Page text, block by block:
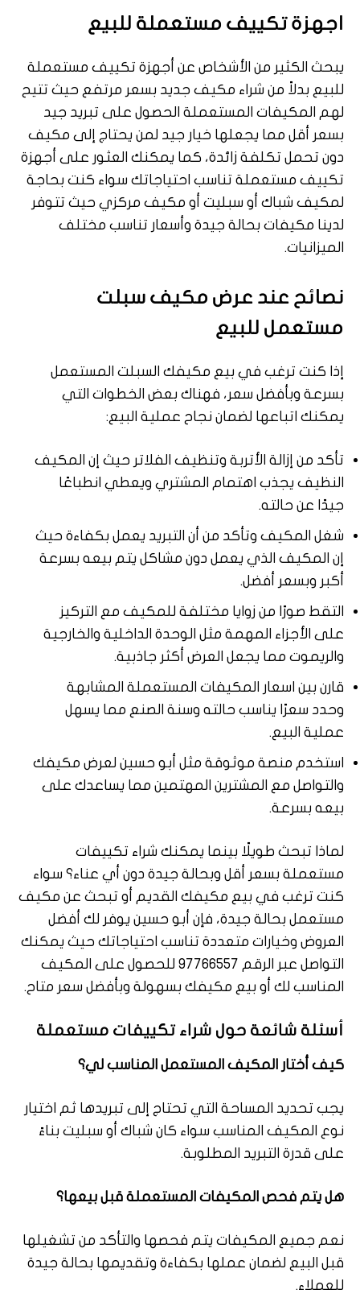
اجهزة تكييف مستعملة للبيع
يبحث الكثير من الأشخاص عن أجهزة تكييف مستعملة
للبيع بدلاً من شراء مكيف جديد بسعر مرتفع حيث تتيح
لهم المكيفات المستعملة الحصول على تبريد جيد
بسعر أقل مما يجعلها خيار جيد لمن يحتاج إلى مكيف
دون تحمل تكلفة زائدة، كما يمكنك العثور على أجهزة
تكييف مستعملة تناسب احتياجاتك سواء كنت بحاجة
لمكيف شباك أو سبليت أو مكيف مركزي حيث تتوفر
لدينا مكيفات بحالة جيدة وأسعار تناسب مختلف
الميزانيات.
نصائح عند عرض مكيف سبلت
مستعمل للبيع
إذا كنت ترغب في بيع مكيفك السبلت المستعمل
بسرعة وبأفضل سعر، فهناك بعض الخطوات التي
يمكنك اتباعها لضمان نجاح عملية البيع:
تأكد من إزالة الأتربة وتنظيف الفلاتر حيث إن المكيف
النظيف يجذب اهتمام المشتري ويعطي انطباعًا
جيدًا عن حالته.
شغل المكيف وتأكد من أن التبريد يعمل بكفاءة حيث
إن المكيف الذي يعمل دون مشاكل يتم بيعه بسرعة
أكبر وبسعر أفضل.
التقط صورًا من زوايا مختلفة للمكيف مع التركيز
على الأجزاء المهمة مثل الوحدة الداخلية والخارجية
والريموت مما يجعل العرض أكثر جاذبية.
قارن بين اسعار المكيفات المستعملة المشابهة
وحدد سعرًا يناسب حالته وسنة الصنع مما يسهل
عملية البيع.
استخدم منصة موثوقة مثل أبو حسين لعرض مكيفك
والتواصل مع المشترين المهتمين مما يساعدك على
بيعه بسرعة.
لماذا تبحث طويلًا بينما يمكنك شراء تكييفات
مستعملة بسعر أقل وبحالة جيدة دون أي عناء؟ سواء
كنت ترغب في بيع مكيفك القديم أو تبحث عن مكيف
مستعمل بحالة جيدة، فإن أبو حسين يوفر لك أفضل
العروض وخيارات متعددة تناسب احتياجاتك حيث يمكنك
التواصل عبر الرقم 97766557 للحصول على المكيف
المناسب لك أو بيع مكيفك بسهولة وبأفضل سعر متاح.
أسئلة شائعة حول شراء تكييفات مستعملة
كيف أختار المكيف المستعمل المناسب لي؟
يجب تحديد المساحة التي تحتاج إلى تبريدها ثم اختيار
نوع المكيف المناسب سواء كان شباك أو سبليت بناءً
على قدرة التبريد المطلوبة.
هل يتم فحص المكيفات المستعملة قبل بيعها؟
نعم جميع المكيفات يتم فحصها والتأكد من تشغيلها
قبل البيع لضمان عملها بكفاءة وتقديمها بحالة جيدة
للعملاء.